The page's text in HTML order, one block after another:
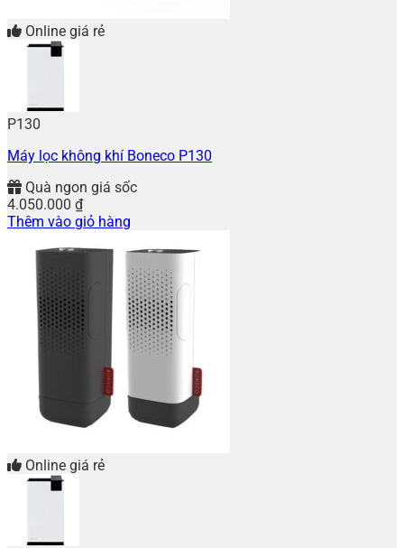
Online giá rẻ
P130
Máy lọc không khí Boneco P130
Quà ngon giá sốc
4.050.000 ₫
Thêm vào giỏ hàng
Online giá rẻ